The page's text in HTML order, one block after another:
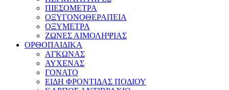
ΠΙΕΣΟΜΕΤΡΑ
ΟΞΥΓΟΝΟΘΕΡΑΠΕΙΑ
ΟΞΥΜΕΤΡΑ
ΖΩΝΕΣ ΑΙΜΟΛΗΨΙΑΣ
ΟΡΘΟΠΑΙΔΙΚΑ
ΑΓΚΩΝΑΣ
ΑΥΧΕΝΑΣ
ΓΟΝΑΤΟ
ΕΙΔΗ ΦΡΟΝΤΙΔΑΣ ΠΟΔΙΟΥ